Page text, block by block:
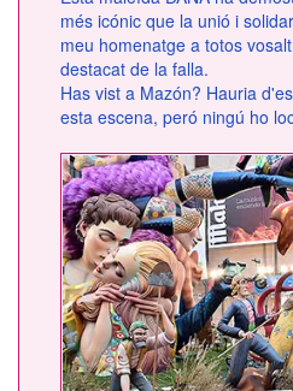
més icónic que la unió i
meu homenatge a totos
destacat de la falla.
Has vist a Mazón? Hauria
esta escena, peró ningú ho